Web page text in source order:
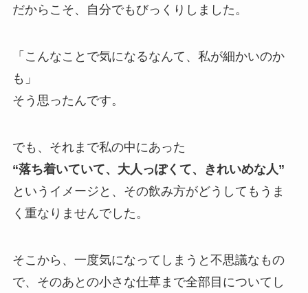
だからこそ、自分でもびっくりしました。
「こんなことで気になるなんて、私が細かいのか
も」
そう思ったんです。
でも、それまで私の中にあった
“落ち着いていて、大人っぽくて、きれいめな人”
というイメージと、その飲み方がどうしてもうま
く重なりませんでした。
そこから、一度気になってしまうと不思議なもの
で、そのあとの小さな仕草まで全部目についてし